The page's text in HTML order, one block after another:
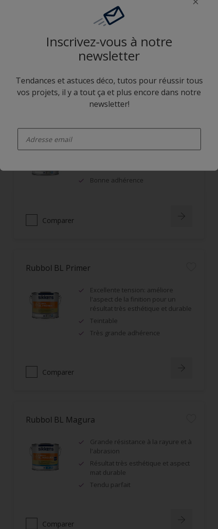
Très bonne opacité
Très bon garnissant des arêtes et
excellente adhérence
Comparer
Bonne adhérence
Comparer
Rubbol BL Primer
Excellente tension: améliore
l'aspect de la finition pour un
résultat très esthétique et durable
Teintable
Très grande adhérence
Comparer
Rubbol BL Magura
Grande résistance à la rayure et à
l'abrasion
Résultat très esthétique et aspect
mat durable
Tendu parfait
Comparer
Inscrivez-vous à notre
newsletter
Tendances et astuces déco, tutos pour réussir tous
vos projets, il y a tout ça et plus encore dans notre
newsletter!